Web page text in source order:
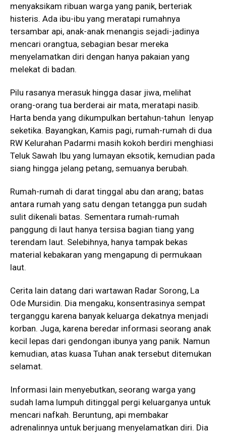
menyaksikam ribuan warga yang panik, berteriak
histeris. Ada ibu-ibu yang meratapi rumahnya
tersambar api, anak-anak menangis sejadi-jadinya
mencari orangtua, sebagian besar mereka
menyelamatkan diri dengan hanya pakaian yang
melekat di badan.
Pilu rasanya merasuk hingga dasar jiwa, melihat
orang-orang tua berderai air mata, meratapi nasib.
Harta benda yang dikumpulkan bertahun-tahun lenyap
seketika. Bayangkan, Kamis pagi, rumah-rumah di dua
RW Kelurahan Padarmi masih kokoh berdiri menghiasi
Teluk Sawah Ibu yang lumayan eksotik, kemudian pada
siang hingga jelang petang, semuanya berubah.
Rumah-rumah di darat tinggal abu dan arang; batas
antara rumah yang satu dengan tetangga pun sudah
sulit dikenali batas. Sementara rumah-rumah
panggung di laut hanya tersisa bagian tiang yang
terendam laut. Selebihnya, hanya tampak bekas
material kebakaran yang mengapung di permukaan
laut.
Cerita lain datang dari wartawan Radar Sorong, La
Ode Mursidin. Dia mengaku, konsentrasinya sempat
terganggu karena banyak keluarga dekatnya menjadi
korban. Juga, karena beredar informasi seorang anak
kecil lepas dari gendongan ibunya yang panik. Namun
kemudian, atas kuasa Tuhan anak tersebut ditemukan
selamat.
Informasi lain menyebutkan, seorang warga yang
sudah lama lumpuh ditinggal pergi keluarganya untuk
mencari nafkah. Beruntung, api membakar
adrenalinnya untuk berjuang menyelamatkan diri. Dia